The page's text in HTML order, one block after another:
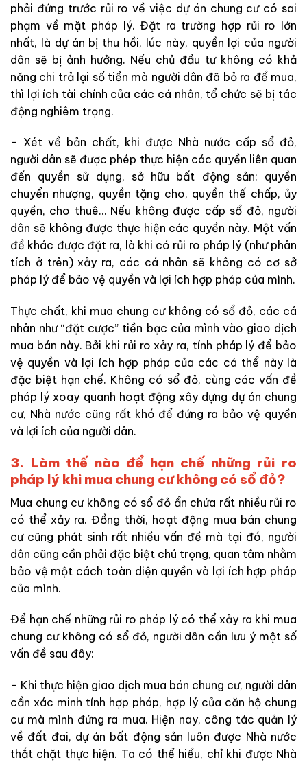
phải đứng trước rủi ro về việc dự án chung cư có sai
phạm về mặt pháp lý. Đặt ra trường hợp rủi ro lớn
nhất, là dự án bị thu hồi, lúc này, quyền lợi của người
dân sẽ bị ảnh hưởng. Nếu chủ đầu tư không có khả
năng chi trả lại số tiền mà người dân đã bỏ ra để mua,
thì lợi ích tài chính của các cá nhân, tổ chức sẽ bị tác
động nghiêm trọng.
– Xét về bản chất, khi được Nhà nước cấp sổ đỏ,
người dân sẽ được phép thực hiện các quyền liên quan
đến quyền sử dụng, sở hữu bất động sản: quyền
chuyển nhượng, quyền tặng cho, quyền thế chấp, ủy
quyền, cho thuê… Nếu không được cấp sổ đỏ, người
dân sẽ không được thực hiện các quyền này. Một vấn
đề khác được đặt ra, là khi có rủi ro pháp lý (như phân
tích ở trên) xảy ra, các cá nhân sẽ không có cơ sở
pháp lý để bảo vệ quyền và lợi ích hợp pháp của mình.
Thực chất, khi mua chung cư không có sổ đỏ, các cá
nhân như “đặt cược” tiền bạc của mình vào giao dịch
mua bán này. Bởi khi rủi ro xảy ra, tính pháp lý để bảo
vệ quyền và lợi ích hợp pháp của các cá thể này là
đặc biệt hạn chế. Không có sổ đỏ, cùng các vấn đề
pháp lý xoay quanh hoạt động xây dựng dự án chung
cư, Nhà nước cũng rất khó để đứng ra bảo vệ quyền
và lợi ích của người dân.
3. Làm thế nào để hạn chế những rủi ro
pháp lý khi mua chung cư không có sổ đỏ?
Mua chung cư không có sổ đỏ ẩn chứa rất nhiều rủi ro
có thể xảy ra. Đồng thời, hoạt động mua bán chung
cư cũng phát sinh rất nhiều vấn đề mà tại đó, người
dân cũng cần phải đặc biệt chú trọng, quan tâm nhằm
bảo vệ một cách toàn diện quyền và lợi ích hợp pháp
của mình.
Để hạn chế những rủi ro pháp lý có thể xảy ra khi mua
chung cư không có sổ đỏ, người dân cần lưu ý một số
vấn đề sau đây:
– Khi thực hiện giao dịch mua bán chung cư, người dân
cần xác minh tính hợp pháp, hợp lý của căn hộ chung
cư mà mình đứng ra mua. Hiện nay, công tác quản lý
về đất đai, dự án bất động sản luôn được Nhà nước
thắt chặt thực hiện. Ta có thể hiểu, chỉ khi được Nhà